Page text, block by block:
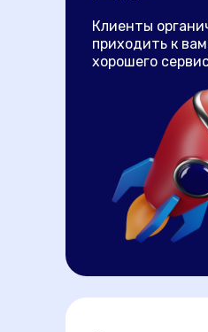
Клиенты
приходить к
хорошего